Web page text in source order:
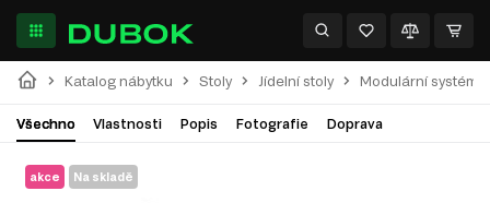
Katalog nábytku Stoly Jídelní stoly Modulární systém
Všechno Vlastnosti Popis Fotografie Doprava
akce Na skladě